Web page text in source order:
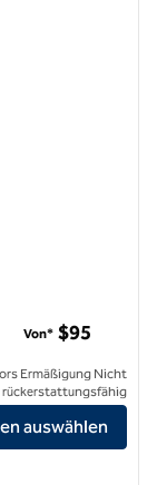
Von* $95
Ermäßigung Nicht
rückerstattungsfähig
auswählen